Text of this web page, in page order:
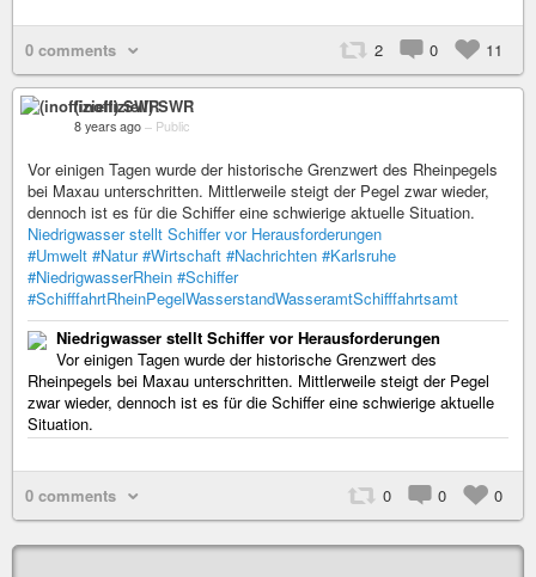
0 comments 2 0 11
(inoffiziell) SWR
8 years ago – Public
Vor einigen Tagen wurde der historische Grenzwert des Rheinpegels
bei Maxau unterschritten. Mittlerweile steigt der Pegel zwar wieder,
dennoch ist es für die Schiffer eine schwierige aktuelle Situation.
Niedrigwasser stellt Schiffer vor Herausforderungen
#Umwelt #Natur #Wirtschaft #Nachrichten #Karlsruhe
#NiedrigwasserRhein #Schiffer
#SchifffahrtRheinPegelWasserstandWasseramtSchifffahrtsamt
Niedrigwasser stellt Schiffer vor Herausforderungen
Vor einigen Tagen wurde der historische Grenzwert des
Rheinpegels bei Maxau unterschritten. Mittlerweile steigt der Pegel
zwar wieder, dennoch ist es für die Schiffer eine schwierige aktuelle
Situation.
0 comments 0 0 0